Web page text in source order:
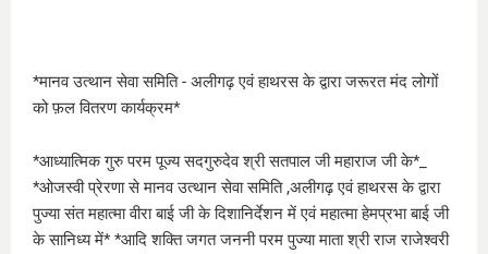
*मानव उत्थान सेवा समिति - अलीगढ़ एवं हाथरस के द्वारा जरूरत मंद लोगों
को फ़ल वितरण कार्यक्रम*
*आध्यात्मिक गुरु परम पूज्य सदगुरुदेव श्री सतपाल जी महाराज जी के*_
*ओजस्वी प्रेरणा से मानव उत्थान सेवा समिति ,अलीगढ़ एवं हाथरस के द्वारा
पुज्या संत महात्मा वीरा बाई जी के दिशानिर्देशन में एवं महात्मा हेमप्रभा बाई जी
के सानिध्य में* *आदि शक्ति जगत जननी परम पुज्या माता श्री राज राजेश्वरी